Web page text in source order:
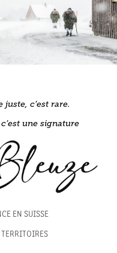
juste, c’est rare.
une signature
EN SUISSE